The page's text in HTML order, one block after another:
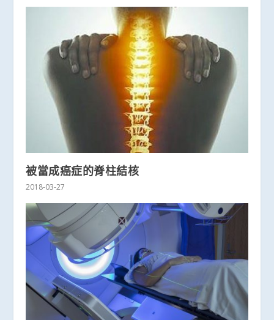
被當成癌症的脊柱結核
2018-03-27